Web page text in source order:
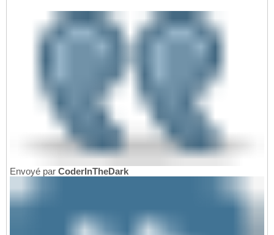
Envoyé par CoderInTheDark